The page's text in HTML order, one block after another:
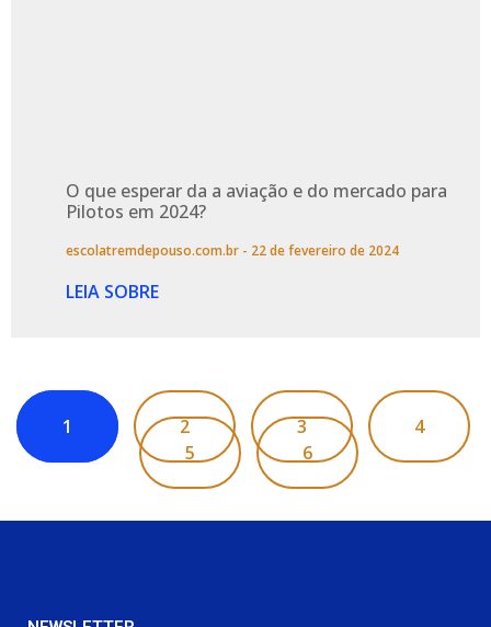
O que esperar da a aviação e do mercado para
Pilotos em 2024?
escolatremdepouso.com.br 22 de fevereiro de 2024
LEIA SOBRE
1 2 3
4
5
6